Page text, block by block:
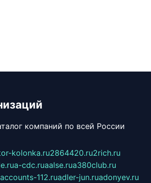
компаний по всей России
kolonka.ru2864420.ru2rich.ru
a-cdc.ruaalse.rua380club.ru
accounts-112.ruadler-jun.ruadonyev.ru